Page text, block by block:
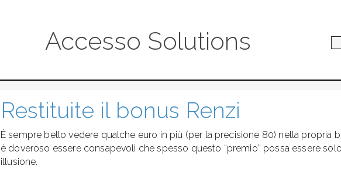
Accesso Solutions
Restituite il bonus Renzi
È sempre bello vedere qualche euro in più (per la precisione 80) nella propria
è doveroso essere consapevoli che spesso questo “premio” possa essere
illusione.